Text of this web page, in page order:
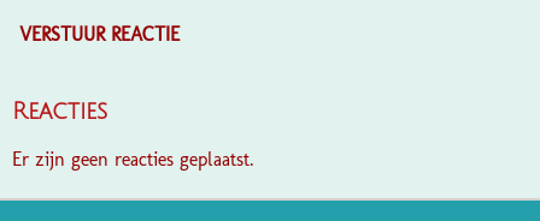
VERSTUUR REACTIE
Reacties
Er zijn geen reacties geplaatst.